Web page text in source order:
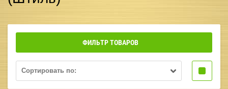
ФИЛЬТР ТОВАРОВ
Сортировать по: